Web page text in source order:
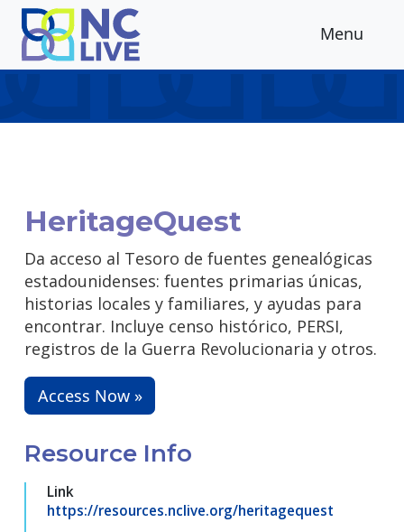
Skip to main content
Menu
HeritageQuest
Da acceso al Tesoro de fuentes genealógicas
estadounidenses: fuentes primarias únicas,
historias locales y familiares, y ayudas para
encontrar. Incluye censo histórico, PERSI,
registros de la Guerra Revolucionaria y otros.
Access Now »
Resource Info
Link
https://resources.nclive.org/heritagequest